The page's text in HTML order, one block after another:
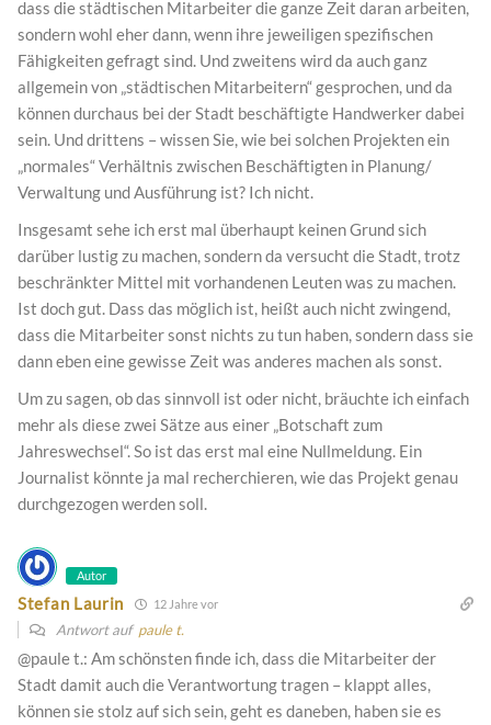
dass die städtischen Mitarbeiter die ganze Zeit daran arbeiten,
sondern wohl eher dann, wenn ihre jeweiligen spezifischen
Fähigkeiten gefragt sind. Und zweitens wird da auch ganz
allgemein von „städtischen Mitarbeitern“ gesprochen, und da
können durchaus bei der Stadt beschäftigte Handwerker dabei
sein. Und drittens – wissen Sie, wie bei solchen Projekten ein
„normales“ Verhältnis zwischen Beschäftigten in Planung/
Verwaltung und Ausführung ist? Ich nicht.
Insgesamt sehe ich erst mal überhaupt keinen Grund sich
darüber lustig zu machen, sondern da versucht die Stadt, trotz
beschränkter Mittel mit vorhandenen Leuten was zu machen.
Ist doch gut. Dass das möglich ist, heißt auch nicht zwingend,
dass die Mitarbeiter sonst nichts zu tun haben, sondern dass sie
dann eben eine gewisse Zeit was anderes machen als sonst.
Um zu sagen, ob das sinnvoll ist oder nicht, bräuchte ich einfach
mehr als diese zwei Sätze aus einer „Botschaft zum
Jahreswechsel“. So ist das erst mal eine Nullmeldung. Ein
Journalist könnte ja mal recherchieren, wie das Projekt genau
durchgezogen werden soll.
Autor
Stefan Laurin 12 Jahre vor
Antwort auf paule t.
@paule t.: Am schönsten finde ich, dass die Mitarbeiter der
Stadt damit auch die Verantwortung tragen – klappt alles,
können sie stolz auf sich sein, geht es daneben, haben sie es